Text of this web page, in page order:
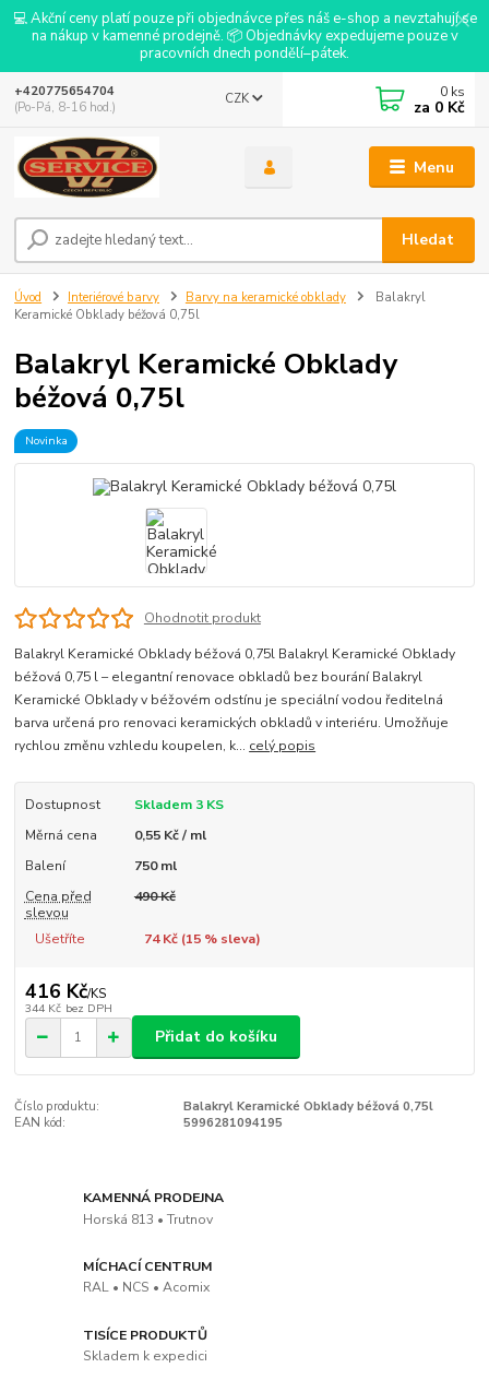
💻 Akční ceny platí pouze při objednávce přes náš e-shop a nevztahují se
na nákup v kamenné prodejně. 📦 Objednávky expedujeme pouze v
pracovních dnech pondělí–pátek.
Menu
CZK
Hledat
+420775654704
(Po-Pá, 8-16 hod.)
0 ks
za 0 Kč
Úvod Interiérové barvy Barvy na keramické obklady
Balakryl
Keramické Obklady béžová 0,75l
Balakryl Keramické Obklady
béžová 0,75l
Novinka
Ohodnotit produkt
Balakryl Keramické Obklady béžová 0,75l Balakryl Keramické Obklady
béžová 0,75 l – elegantní renovace obkladů bez bourání Balakryl
Keramické Obklady v béžovém odstínu je speciální vodou ředitelná
barva určená pro renovaci keramických obkladů v interiéru. Umožňuje
rychlou změnu vzhledu koupelen, k... celý popis
Dostupnost
Skladem 3 KS
Měrná cena
0,55 Kč / ml
Balení
750 ml
Cena před
slevou
490 Kč
Ušetříte 74 Kč (15% sleva)
416 Kč/KS
344 Kč bez DPH
Přidat do košíku
Číslo produktu:
Balakryl Keramické Obklady béžová 0,75l
EAN kód:
5996281094195
KAMENNÁ PRODEJNA
Horská 813 • Trutnov
MÍCHACÍ CENTRUM
RAL • NCS • Acomix
TISÍCE PRODUKTŮ
Skladem k expedici